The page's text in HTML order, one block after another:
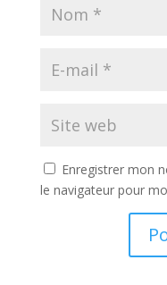
Enregistrer mon
le navigateur pour